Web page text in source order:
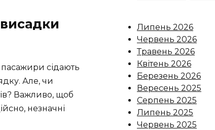
пасажири сідають
Але, чи
Важливо, щоб
незначні
Липень 2026
Червень 2026
Травень 2026
Квітень 2026
Березень 2026
Вересень 2025
Серпень 2025
Липень 2025
Червень 2025